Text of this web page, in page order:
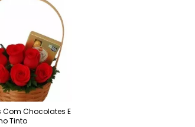
Com Chocolates E
Tinto